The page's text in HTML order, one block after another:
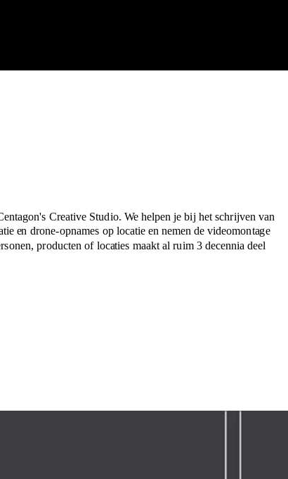
Creative Studio. We helpen je bij het schrijven van
en drone-opnames op locatie en nemen de videomontage
producten of locaties maakt al ruim 3 decennia deel